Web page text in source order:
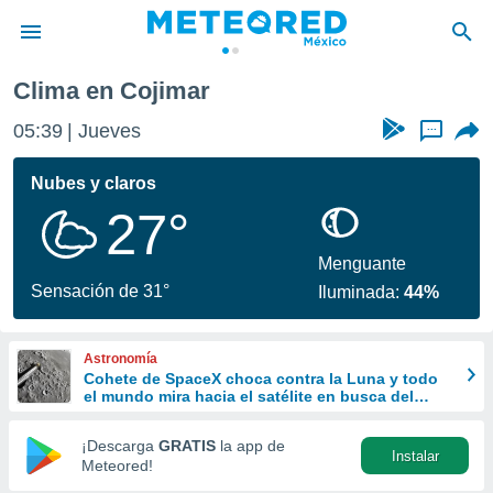
de
ha sido
calidad.
a este
las
y
forma
digital
basada
Clima en Cojimar
05:39 Jueves ...
Nubes y claros
27°
Sensación de 31°
Menguante
Iluminada:44%
Astronomía
Cohete de SpaceX choca contra la Luna y todo
el mundo mira hacia el satélite en busca del
¡Descarga GRATIS la app de
Meteored!
Instalar